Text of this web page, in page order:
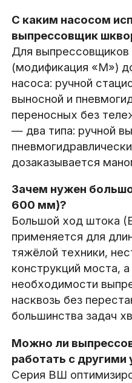
С каким насосом
выпрессовщик
Для выпрессовщиков
(модификация «М»)
насоса: ручной
выносной и
переносных без
— два типа: ручной
дозаказывается
Зачем нужен
600 мм)?
Большой ход штока
применяется для
тяжёлой техники,
конструкций моста,
необходимости
насквозь без
большинства задач
Можно ли
работать с другими
Серия ВШ